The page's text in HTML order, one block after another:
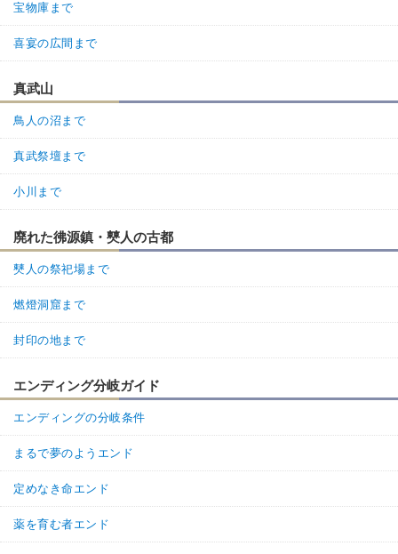
宝物庫まで
喜宴の広間まで
真武山
鳥人の沼まで
真武祭壇まで
小川まで
廃れた彿源鎮・僰人の古都
僰人の祭祀場まで
燃燈洞窟まで
封印の地まで
エンディング分岐ガイド
エンディングの分岐条件
まるで夢のようエンド
定めなき命エンド
薬を育む者エンド